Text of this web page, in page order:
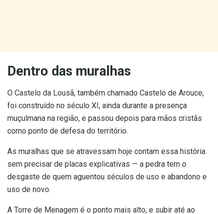
Dentro das muralhas
O Castelo da Lousã, também chamado Castelo de Arouce,
foi construído no século XI, ainda durante a presença
muçulmana na região, e passou depois para mãos cristãs
como ponto de defesa do território.
As muralhas que se atravessam hoje contam essa história
sem precisar de placas explicativas — a pedra tem o
desgaste de quem aguentou séculos de uso e abandono e
uso de novo.
A Torre de Menagem é o ponto mais alto, e subir até ao